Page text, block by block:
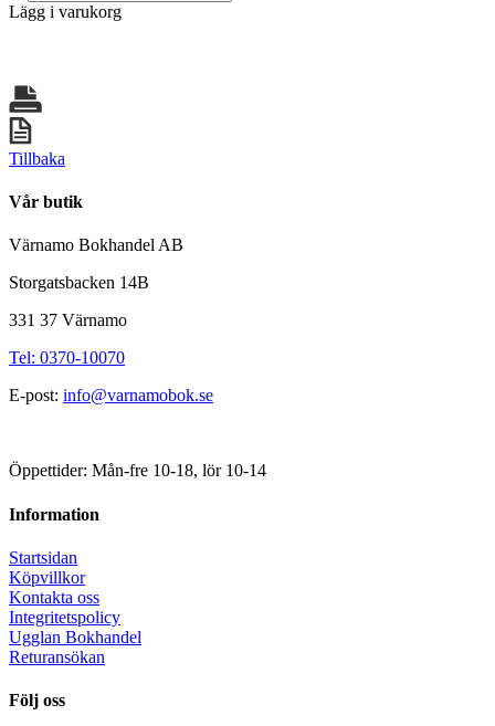
Lägg i varukorg
Tillbaka
Vår butik
Värnamo Bokhandel AB
Storgatsbacken 14B
331 37 Värnamo
Tel: 0370-10070
E-post: info@varnamobok.se
Öppettider: Mån-fre 10-18, lör 10-14
Information
Startsidan
Köpvillkor
Kontakta oss
Integritetspolicy
Ugglan Bokhandel
Returansökan
Följ oss